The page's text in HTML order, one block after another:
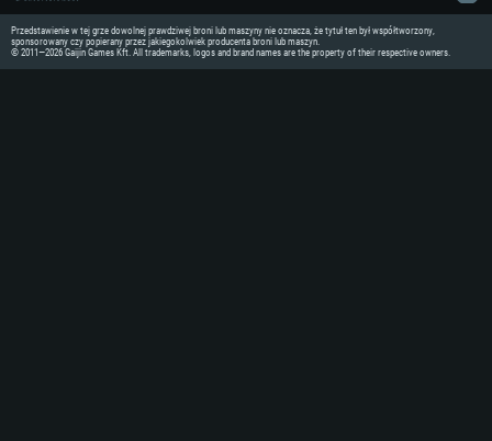
Przedstawienie w tej grze dowolnej prawdziwej broni lub maszyny nie oznacza, że tytuł ten był współtworzony,
sponsorowany czy popierany przez jakiegokolwiek producenta broni lub maszyn.
© 2011—2026 Gaijin Games Kft. All trademarks, logos and brand names are the property of their respective owners.